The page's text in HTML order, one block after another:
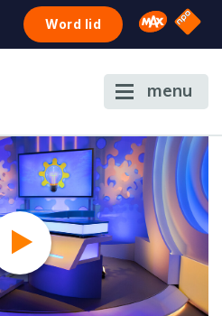
Word lid Omroep
NPO
menu